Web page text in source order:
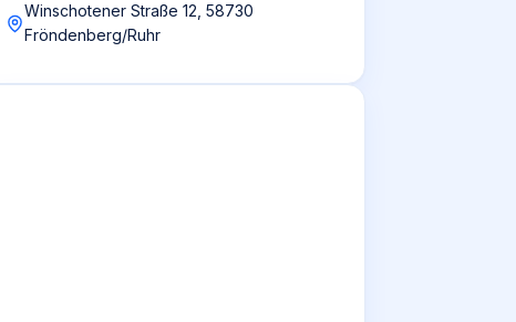
Winschotener Straße 12, 58730
Fröndenberg/Ruhr